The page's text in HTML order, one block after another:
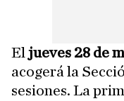
El jueves 28 de
acogerá la
sesiones. La